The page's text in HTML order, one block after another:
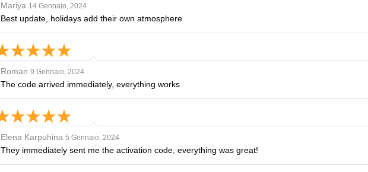
Mariya 14 Gennaio, 2024
Best update, holidays add their own atmosphere
Roman 9 Gennaio, 2024
The code arrived immediately, everything works
Elena Karpuhina 5 Gennaio, 2024
They immediately sent me the activation code, everything was great!